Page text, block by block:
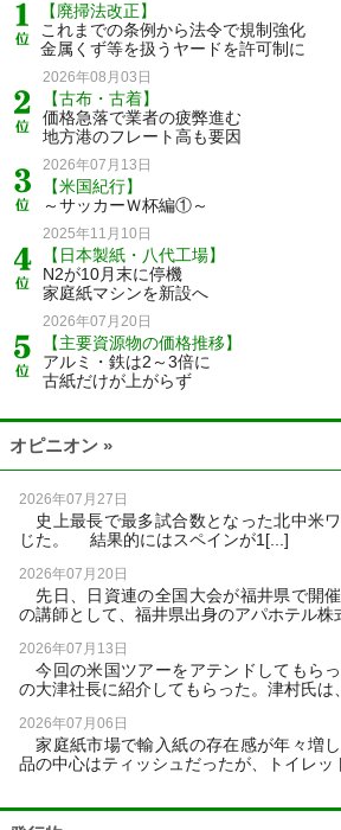
【廃掃法改正】
これまでの条例から法令で規制強化
金属くず等を扱うヤードを許可制に
2026年08月03日
【古布・古着】
価格急落で業者の疲弊進む
地方港のフレート高も要因
2026年07月13日
【米国紀行】
～サッカーＷ杯編①～
2025年11月10日
【日本製紙・八代工場】
N2が10月末に停機
家庭紙マシンを新設へ
2026年07月20日
【主要資源物の価格推移】
アルミ・鉄は2～3倍に
古紙だけが上がらず
オピニオン »
2026年07月27日
史上最長で最多試合数となった北中米
じた。 結果的にはスペインが1[...]
2026年07月20日
先日、日資連の全国大会が福井県で開
の講師として、福井県出身のアパホテル株
2026年07月13日
今回の米国ツアーをアテンドしてもら
の大津社長に紹介してもらった。津村氏は
2026年07月06日
家庭紙市場で輸入紙の存在感が年々増
品の中心はティッシュだったが、トイレッ